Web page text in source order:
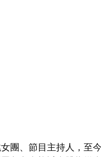
團、節目主持人，至